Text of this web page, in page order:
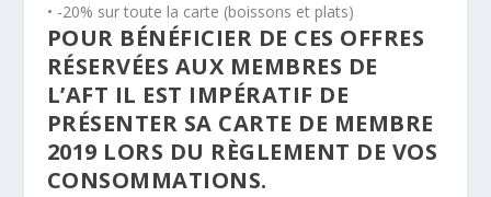
• -20% sur toute la carte (boissons et plats)
POUR BÉNÉFICIER DE CES OFFRES
RÉSERVÉES AUX MEMBRES DE
L’AFT IL EST IMPÉRATIF DE
PRÉSENTER SA CARTE DE MEMBRE
2019 LORS DU RÈGLEMENT DE VOS
CONSOMMATIONS.